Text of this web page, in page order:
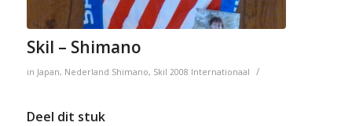
Skil – Shimano
in Japan, Nederland Shimano, Skil 2008 Internationaal /
Deel dit stuk